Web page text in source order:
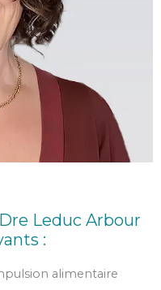
Leduc Arbour
:
alimentaire